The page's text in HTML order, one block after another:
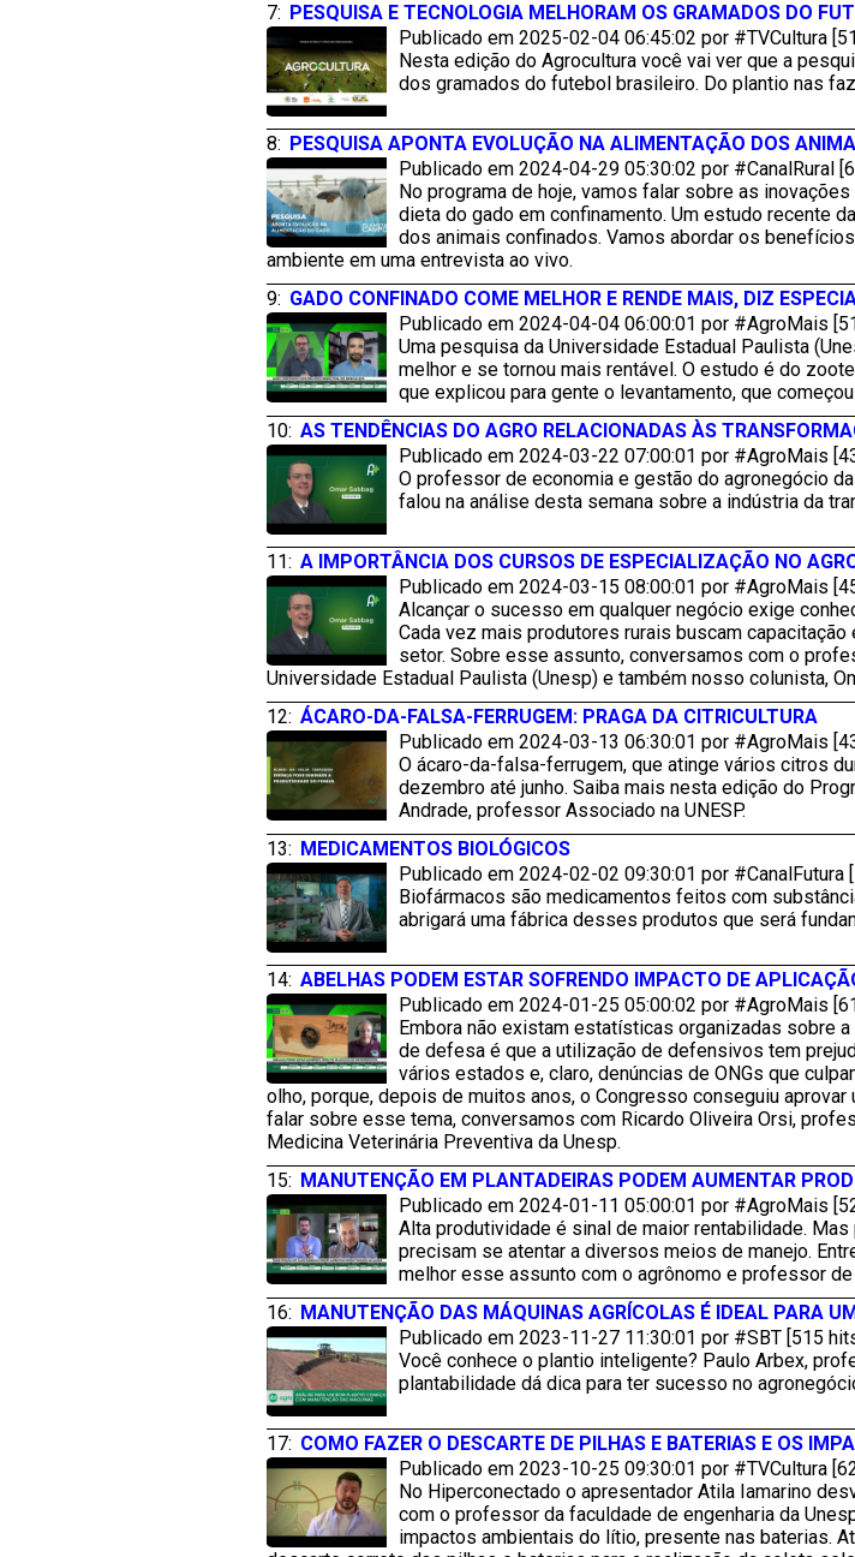
7: PESQUISA E TECNOLOGIA MELHORAM OS GRAMADOS DO
Publicado em 2025-02-04 06:45:02 por #TVCultura
Nesta edição do Agrocultura você vai ver que a
dos gramados do futebol brasileiro. Do plantio nas
8: PESQUISA APONTA EVOLUÇÃO NA ALIMENTAÇÃO DOS
Publicado em 2024-04-29 05:30:02 por #CanalRural
No programa de hoje, vamos falar sobre as
dieta do gado em confinamento. Um estudo recente
dos animais confinados. Vamos abordar os
ambiente em uma entrevista ao vivo.
9: GADO CONFINADO COME MELHOR E RENDE MAIS, DIZ
Publicado em 2024-04-04 06:00:01 por #AgroMais
Uma pesquisa da Universidade Estadual Paulista
melhor e se tornou mais rentável. O estudo é do
que explicou para gente o levantamento, que
10: AS TENDÊNCIAS DO AGRO RELACIONADAS ÀS
Publicado em 2024-03-22 07:00:01 por #AgroMais
O professor de economia e gestão do agronegócio
falou na análise desta semana sobre a indústria da
11: A IMPORTÂNCIA DOS CURSOS DE ESPECIALIZAÇÃO NO
Publicado em 2024-03-15 08:00:01 por #AgroMais
Alcançar o sucesso em qualquer negócio exige
Cada vez mais produtores rurais buscam
setor. Sobre esse assunto, conversamos com o
Universidade Estadual Paulista (Unesp) e também nosso colunista,
12: ÁCARO-DA-FALSA-FERRUGEM: PRAGA DA CITRICULTURA
Publicado em 2024-03-13 06:30:01 por #AgroMais
O ácaro-da-falsa-ferrugem, que atinge vários citros
dezembro até junho. Saiba mais nesta edição do
Andrade, professor Associado na UNESP.
13: MEDICAMENTOS BIOLÓGICOS
Publicado em 2024-02-02 09:30:01 por #CanalFutura
Biofármacos são medicamentos feitos com
abrigará uma fábrica desses produtos que será
14: ABELHAS PODEM ESTAR SOFRENDO IMPACTO DE
Publicado em 2024-01-25 05:00:02 por #AgroMais
Embora não existam estatísticas organizadas sobre
de defesa é que a utilização de defensivos tem
vários estados e, claro, denúncias de ONGs que
olho, porque, depois de muitos anos, o Congresso conseguiu
falar sobre esse tema, conversamos com Ricardo Oliveira Orsi,
Medicina Veterinária Preventiva da Unesp.
15: MANUTENÇÃO EM PLANTADEIRAS PODEM AUMENTAR
Publicado em 2024-01-11 05:00:01 por #AgroMais
Alta produtividade é sinal de maior rentabilidade.
precisam se atentar a diversos meios de manejo.
melhor esse assunto com o agrônomo e professor
16: MANUTENÇÃO DAS MÁQUINAS AGRÍCOLAS É IDEAL PARA
Publicado em 2023-11-27 11:30:01 por #SBT [515
Você conhece o plantio inteligente? Paulo Arbex,
plantabilidade dá dica para ter sucesso no
17: COMO FAZER O DESCARTE DE PILHAS E BATERIAS E OS
Publicado em 2023-10-25 09:30:01 por #TVCultura
No Hiperconectado o apresentador Atila Iamarino
com o professor da faculdade de engenharia da
impactos ambientais do lítio, presente nas baterias.